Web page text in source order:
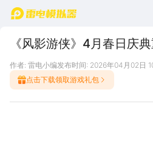
首页
《风影游侠》4月春日庆
作者: 雷电小编发布时间: 2026年04月02日
点击下载领取游戏礼包